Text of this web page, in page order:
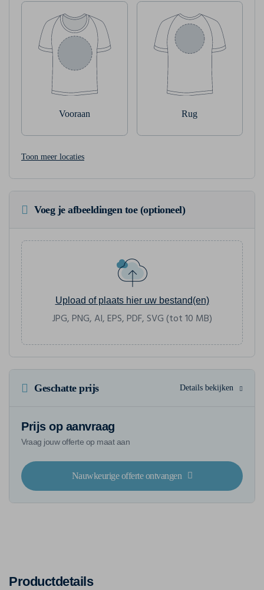
Vooraan Rug
Toon meer locaties
Voeg je afbeeldingen toe (optioneel)
Upload of plaats hier uw bestand(en)
JPG, PNG, AI, EPS, PDF, SVG (tot 10 MB)
Geschatte prijs Details bekijken
Prijs op aanvraag
Vraag jouw offerte op maat aan
Nauwkeurige offerte ontvangen
Productdetails